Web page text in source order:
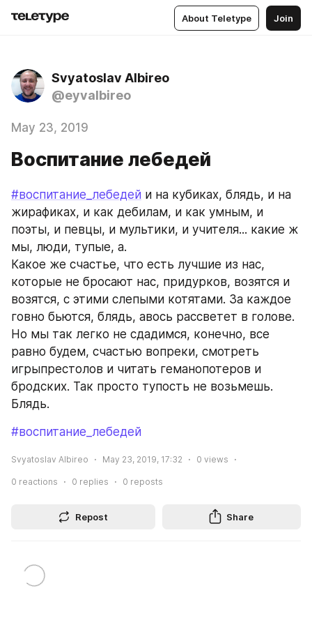
About Teletype Join
Svyatoslav Albireo
@eyvalbireo
May 23, 2019
Воспитание лебедей
#воспитание_лебедей и на кубиках, блядь, и на
жирафиках, и как дебилам, и как умным, и
поэты, и певцы, и мультики, и учителя... какие ж
мы, люди, тупые, а.
Какое же счастье, что есть лучшие из нас,
которые не бросают нас, придурков, возятся и
возятся, с этими слепыми котятами. За каждое
говно бьются, блядь, авось рассветет в голове.
Но мы так легко не сдадимся, конечно, все
равно будем, счастью вопреки, смотреть
игрыпрестолов и читать геманопотеров и
бродских. Так просто тупость не возьмешь.
Блядь.
#воспитание_лебедей
Svyatoslav Albireo May 23, 2019, 17:32 0 views
0 reactions 0 replies 0 reposts
Repost Share